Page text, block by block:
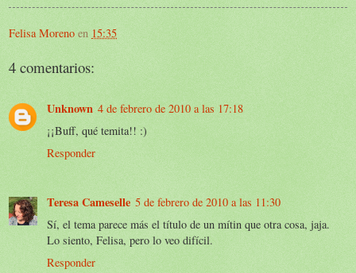
Felisa Moreno en 15:35
4 comentarios:
Unknown 4 de febrero de 2010 a las 17:18
¡¡Buff, qué temita!! :)
Responder
Teresa Cameselle 5 de febrero de 2010 a las 11:30
Sí, el tema parece más el título de un mítin que otra cosa, jaja.
Lo siento, Felisa, pero lo veo difícil.
Responder